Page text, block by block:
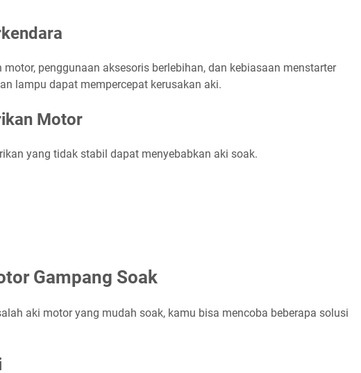
penggunaan aksesoris berlebihan, dan kebiasaan menstarter
lampu dapat mempercepat kerusakan aki.
Motor
yang tidak stabil dapat menyebabkan aki soak.
Gampang Soak
aki motor yang mudah soak, kamu bisa mencoba beberapa solusi